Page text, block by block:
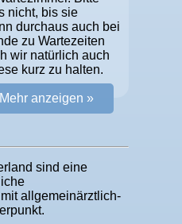
nicht, bis sie
durchaus auch bei
zu Wartezeiten
wir natürlich auch
kurz zu halten.
Mehr anzeigen »
sind eine
allgemeinärztlich-